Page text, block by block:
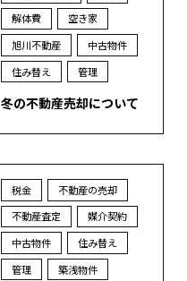
解体費
空き家
旭川不動産
中古物件
住み替え
管理
冬の不動産売却について
税金
不動産の売却
不動産査定
媒介契約
中古物件
住み替え
管理
築浅物件